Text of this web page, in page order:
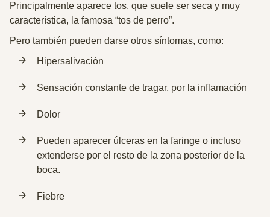
Principalmente aparece tos, que suele ser seca y muy
característica, la famosa “tos de perro”.
Pero también pueden darse otros síntomas, como:
Hipersalivación
Sensación constante de tragar, por la inflamación
Dolor
Pueden aparecer úlceras en la faringe o incluso
extenderse por el resto de la zona posterior de la
boca.
Fiebre